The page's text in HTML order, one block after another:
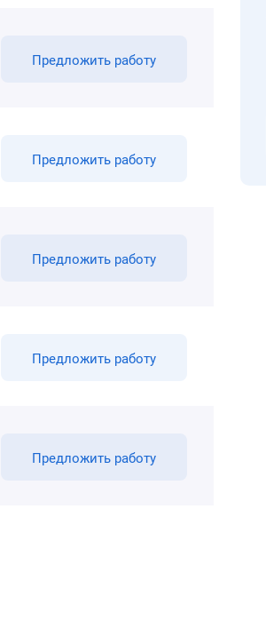
Предложить работу
Предложить работу
Предложить работу
Предложить работу
Предложить работу